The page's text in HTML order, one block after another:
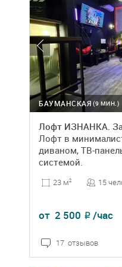
(9 МИН.)
БАУМАНСКАЯ
Лофт ИЗНАНКА.
Лофт в
диваном, ТВ-
системой.
23 м2 15
от 2 500 ₽ /час
17 отзывов